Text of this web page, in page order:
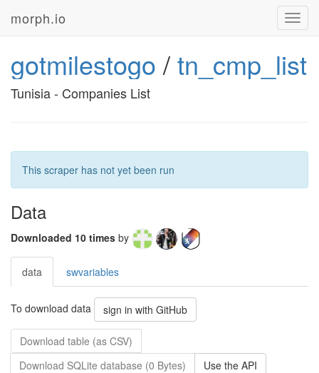
morph.io
gotmilestogo /tn_cmp_list
Tunisia - Companies List
This scraper has not yet been run
Data
Downloaded 10 times by
data swvariables
To download data sign in with GitHub
Download table (as CSV)
Download SQLite database (0 Bytes)
Use the API